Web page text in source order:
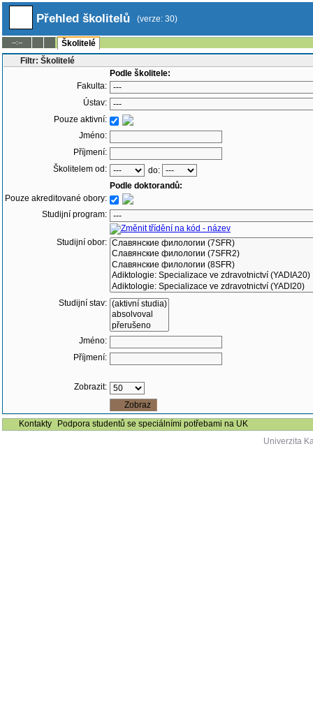
Přehled školitelů (verze: 30)
--:--
Školitelé
Filtr: Školitelé
Podle školitele:
Fakulta:
Ústav:
Pouze aktivní:
Jméno:
Příjmení:
Školitelem od:
do:
Podle doktorandů:
Pouze akreditované obory:
Studijní program:
Studijní obor:
Studijní stav:
Jméno:
Příjmení:
Zobrazit:
Kontakty
Podpora studentů se speciálními potřebami na UK
Univerzita